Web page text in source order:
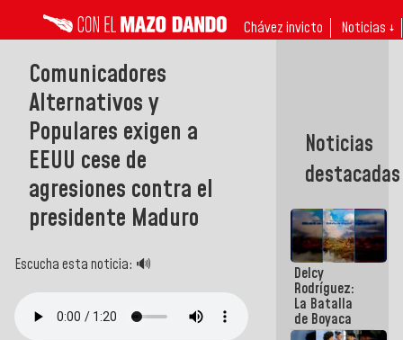
Chávez invicto Noticias ↓
Comunicadores
Alternativos y
Populares exigen a
EEUU cese de
agresiones contra el
presidente Maduro
Escucha esta noticia: 🔊
Noticias
destacadas
Delcy
Rodríguez:
La Batalla
de Boyaca
representa